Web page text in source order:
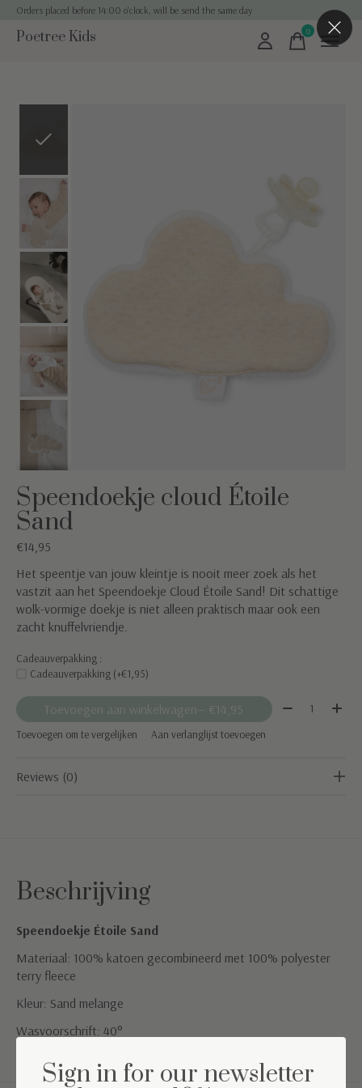
Orders placed before 14:00 o'clock, will be send the same day
Poetree Kids 0items
Speendoekje cloud Étoile
Sand
€14,95
Het speentje van jouw kleintje is nooit meer zoek als het
vastzit aan het Speendoekje Cloud Étoile Sand! Dit schattige
wolk-vormige doekje is niet alleen praktisch maar ook een
zacht knuffelvriendje.
Cadeauverpakking :
Cadeauverpakking (+€1,95)
Toevoegen aan winkelwagen — €14,95 Aantal:
Toevoegen om te vergelijken Aan verlanglijst toevoegen
Reviews (0)
Beschrijving
Speendoekje Étoile Sand
Materiaal: 100% katoen gecombineerd met 100% polyester
terry fleece
Kleur: Sand melange
Wasvoorschrift: 40°
Sign in for our newsletter